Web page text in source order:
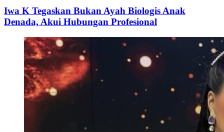
Iwa K Tegaskan Bukan Ayah Biologis Anak
Denada, Akui Hubungan Profesional